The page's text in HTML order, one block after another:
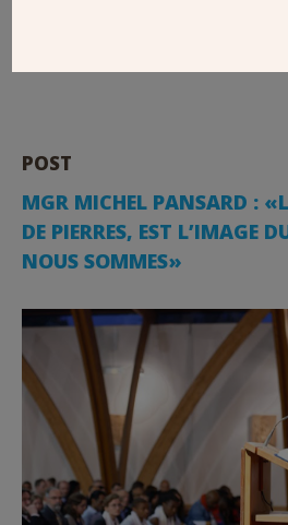
POST
MGR MICHEL PANSARD :
DE PIERRES, EST L’IMAGE
NOUS SOMMES»